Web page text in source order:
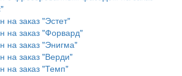
на заказ "Эстет"
на заказ "Форвард"
на заказ "Энигма"
на заказ "Верди"
на заказ "Темп"